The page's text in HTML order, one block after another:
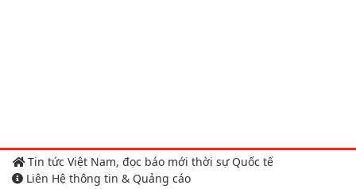
Tin tức Việt Nam, đọc báo mới thời sự Quốc tế
Liên Hệ thông tin & Quảng cáo